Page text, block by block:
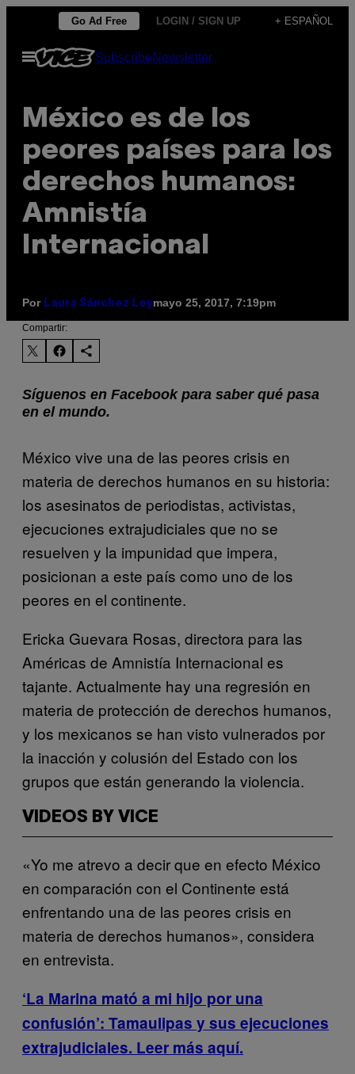
contenido
Go Ad Free LOGIN / SIGN UP + ESPAÑOL
Abrir
Menú
SubscribeNewsletter
México es de los
peores países para los
derechos humanos:
Amnistía
Internacional
Por Laura Sánchez Leymayo 25, 2017, 7:19pm
Compartir:
Síguenos en Facebook para saber qué pasa
en el mundo.
México vive una de las peores crisis en
materia de derechos humanos en su historia:
los asesinatos de periodistas, activistas,
ejecuciones extrajudiciales que no se
resuelven y la impunidad que impera,
posicionan a este país como uno de los
peores en el continente.
Ericka Guevara Rosas, directora para las
Américas de Amnistía Internacional es
tajante. Actualmente hay una regresión en
materia de protección de derechos humanos,
y los mexicanos se han visto vulnerados por
la inacción y colusión del Estado con los
grupos que están generando la violencia.
VIDEOS BY VICE
«Yo me atrevo a decir que en efecto México
en comparación con el Continente está
enfrentando una de las peores crisis en
materia de derechos humanos», considera
en entrevista.
‘La Marina mató a mi hijo por una
confusión’: Tamaulipas y sus ejecuciones
extrajudiciales. Leer más aquí.